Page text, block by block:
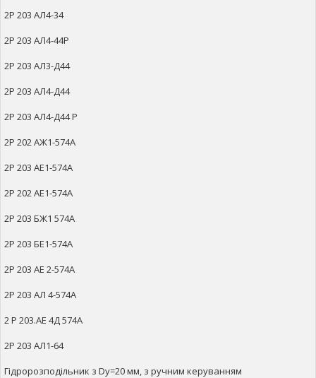
2Р 203 АЛ4-34
2Р 203 АЛ4-44Р
2Р 203 АЛ3-Д44
2Р 203 АЛ4-Д44
2Р 203 АЛ4-Д44 Р
2Р 202 АЖ1-574А
2Р 203 АЕ1-574А
2Р 202 АЕ1-574А
2Р 203 БЖ1 574А
2Р 203 БЕ1-574А
2Р 203 АЕ 2-574А
2Р 203 АЛ 4-574А
2 Р 203.АЕ 4Д 574А
2Р 203 АЛ1-64
Гідророзподільник з Dy=20 мм, з ручним керуванням